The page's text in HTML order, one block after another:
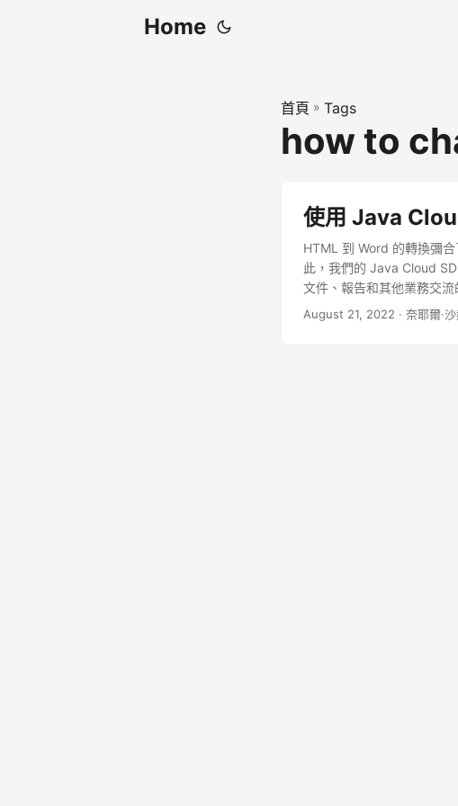
Home
首頁 » Tags
how to
使用 Java
HTML 到 Word 的轉換彌
此，我們的 Java Cloud
文件、報告和其他業務交流
August 21, 2022 · 奈耶爾·